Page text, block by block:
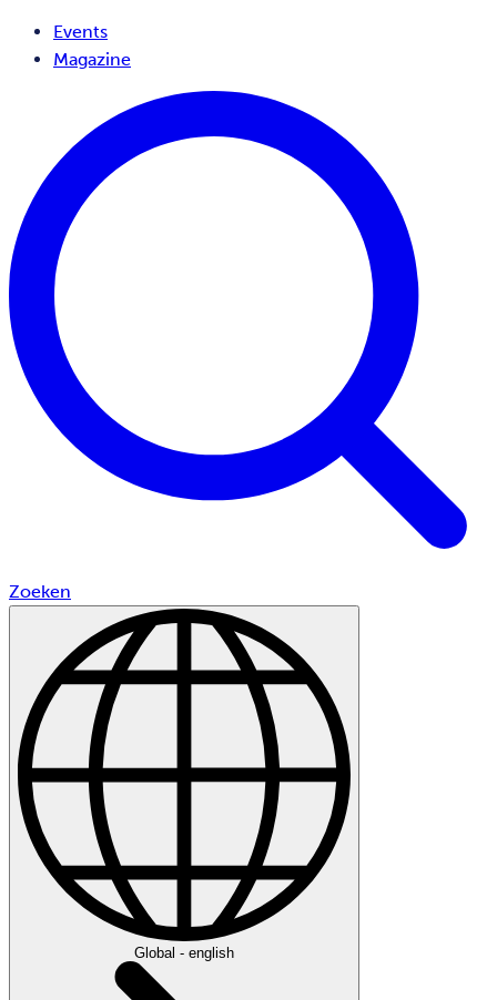
Events
Magazine
Zoeken
Global - english